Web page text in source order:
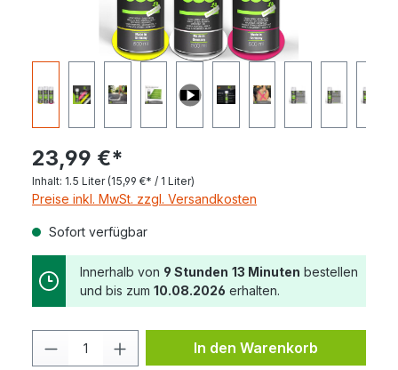
23,99 €*
Inhalt: 1.5 Liter (15,99 €* / 1 Liter)
Preise inkl. MwSt. zzgl. Versandkosten
Sofort verfügbar
Innerhalb von 9 Stunden 13 Minuten bestellen
und bis zum 10.08.2026 erhalten.
Produkt Anzahl: Gib den
In den Warenkorb